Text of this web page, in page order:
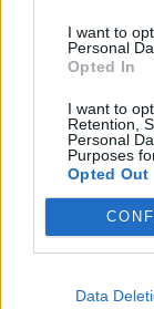
I want to
Personal
Opted In
I want to
Retention,
Personal
Purposes
Opted Out
Data